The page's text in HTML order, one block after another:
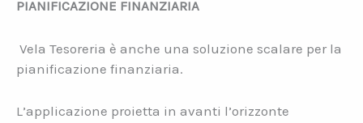
PIANIFICAZIONE FINANZIARIA
Vela Tesoreria è anche una soluzione scalare per la
pianificazione finanziaria.
L’applicazione proietta in avanti l’orizzonte